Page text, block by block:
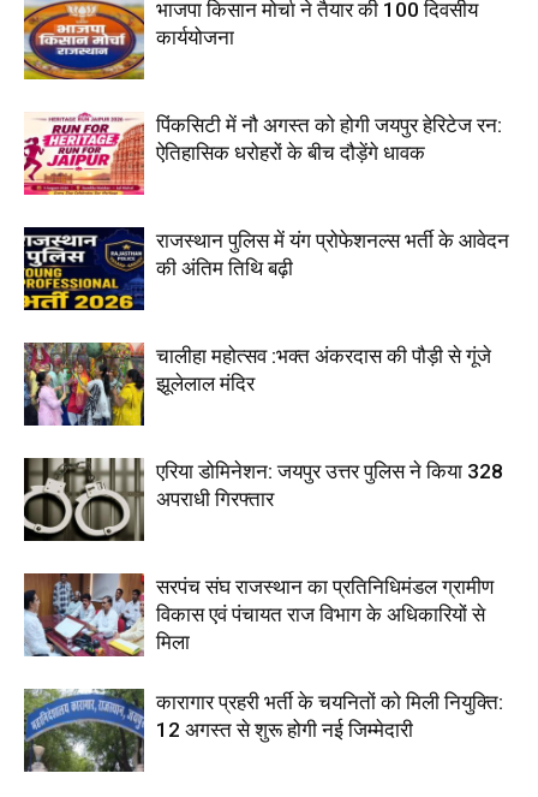
भाजपा किसान मोर्चा ने तैयार की 100 दिवसीय
कार्ययोजना
पिंकसिटी में नौ अगस्त को होगी जयपुर हेरिटेज रन:
ऐतिहासिक धरोहरों के बीच दौड़ेंगे धावक
राजस्थान पुलिस में यंग प्रोफेशनल्स भर्ती के आवेदन
की अंतिम तिथि बढ़ी
चालीहा महोत्सव :भक्त अंकरदास की पौड़ी से गूंजे
झूलेलाल मंदिर
एरिया डोमिनेशन: जयपुर उत्तर पुलिस ने किया 328
अपराधी गिरफ्तार
सरपंच संघ राजस्थान का प्रतिनिधिमंडल ग्रामीण
विकास एवं पंचायत राज विभाग के अधिकारियों से
मिला
कारागार प्रहरी भर्ती के चयनितों को मिली नियुक्ति:
12 अगस्त से शुरू होगी नई जिम्मेदारी